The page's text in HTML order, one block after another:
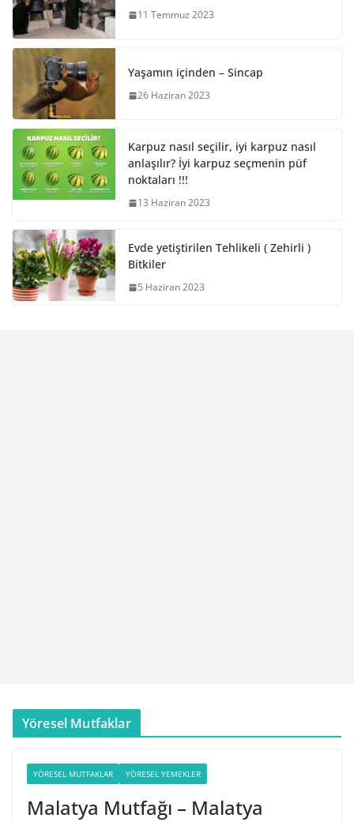
11 Temmuz 2023
Yaşamın içinden – Sincap
26 Haziran 2023
Karpuz nasıl seçilir, iyi karpuz nasıl
anlaşılır? İyi karpuz seçmenin püf
noktaları !!!
13 Haziran 2023
Evde yetiştirilen Tehlikeli ( Zehirli )
Bitkiler
5 Haziran 2023
Yöresel Mutfaklar
YÖRESEL MUTFAKLAR YÖRESEL YEMEKLER
Malatya Mutfağı – Malatya